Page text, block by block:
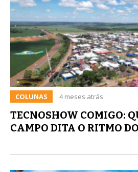
COLUNAS 4 meses atrás
TECNOSHOW COMIGO:
CAMPO DITA O RITMO